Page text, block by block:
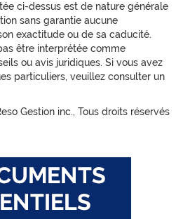
ci-dessus est de nature générale
sans garantie aucune
exactitude ou de sa caducité.
être interprétée comme
ou avis juridiques. Si vous avez
particuliers, veuillez consulter un
Gestion inc., Tous droits réservés